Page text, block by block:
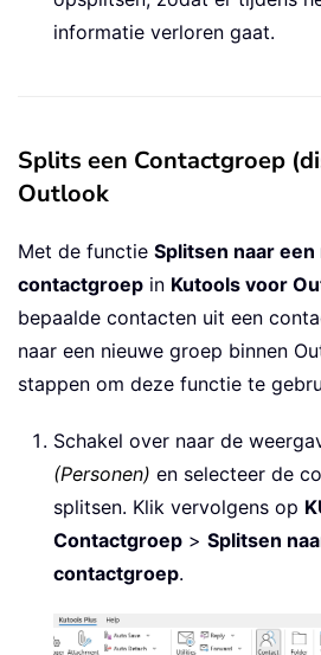
informatie verloren gaat.
Splits een Contactgroep
Outlook
Met de functie Splitsen naar
contactgroep in Kutools voor
bepaalde contacten uit een
naar een nieuwe groep binnen
stappen om deze functie te
Schakel over naar de
(Personen) en selecteer de
splitsen. Klik vervolgens op
Contactgroep > Splitsen
contactgroep.